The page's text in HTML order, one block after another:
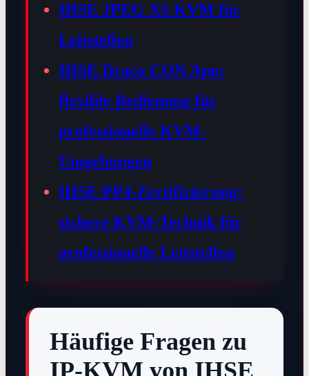
IHSE JPEG XS KVM für
Leitstellen
IHSE Draco CON App:
flexible Bedienung für
professionelle KVM-
Umgebungen
IHSE PP4-Zertifizierung:
sichere KVM-Technik für
professionelle Leitstellen
Häufige Fragen zu